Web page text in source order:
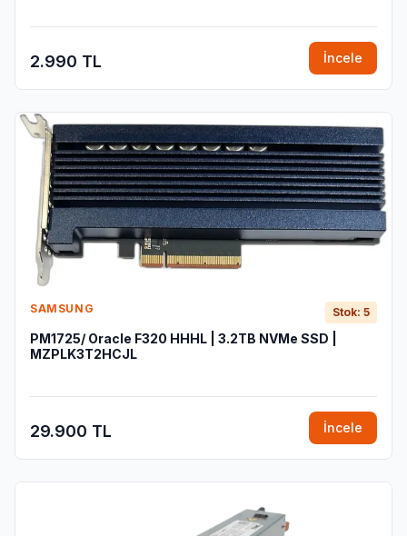
2.990 TL İncele
SAMSUNG Stok: 5
PM1725/ Oracle F320 HHHL | 3.2TB NVMe SSD |
MZPLK3T2HCJL
29.900 TL İncele